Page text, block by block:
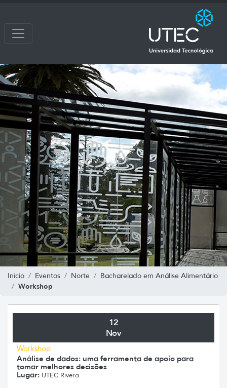
Inicio Eventos Norte Bacharelado em Análise Alimentário
Workshop
12
Nov
Workshop
Análise de dados: uma ferramenta de apoio para
tomar melhores decisões
Lugar: UTEC Rivera